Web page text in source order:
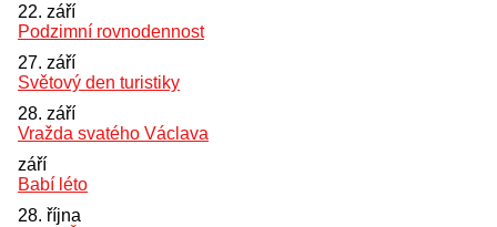
22. září
Podzimní rovnodennost
27. září
Světový den turistiky
28. září
Vražda svatého Václava
září
Babí léto
28. října